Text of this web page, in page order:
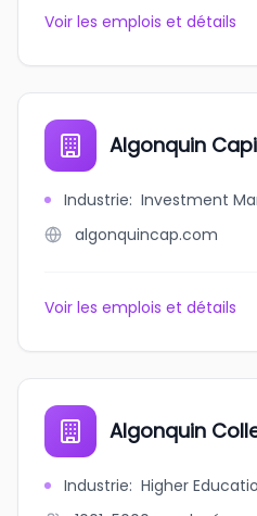
Voir les emplois et détails
Algonquin
Industrie: Investment
algonquincap.com
Voir les emplois et détails
Algonquin
Industrie: Higher